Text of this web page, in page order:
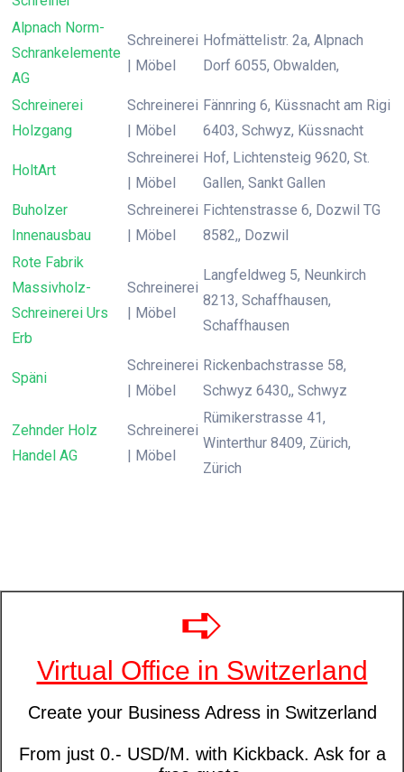
Alpnach Norm-
Schrankelemente
AG
Schreinerei
| Möbel
Hofmättelistr. 2a, Alpnach
Dorf 6055, Obwalden,
Schreinerei
Holzgang
Schreinerei
| Möbel
Fännring 6, Küssnacht am Rigi
6403, Schwyz, Küssnacht
HoltArt
Schreinerei
| Möbel
Hof, Lichtensteig 9620, St.
Gallen, Sankt Gallen
Buholzer
Innenausbau
Schreinerei
| Möbel
Fichtenstrasse 6, Dozwil TG
8582,, Dozwil
Rote Fabrik
Massivholz-
Schreinerei Urs
Erb
Schreinerei
| Möbel
Langfeldweg 5, Neunkirch
8213, Schaffhausen,
Schaffhausen
Späni
Schreinerei
| Möbel
Rickenbachstrasse 58,
Schwyz 6430,, Schwyz
Zehnder Holz
Handel AG
Schreinerei
| Möbel
Rümikerstrasse 41,
Winterthur 8409, Zürich,
Zürich